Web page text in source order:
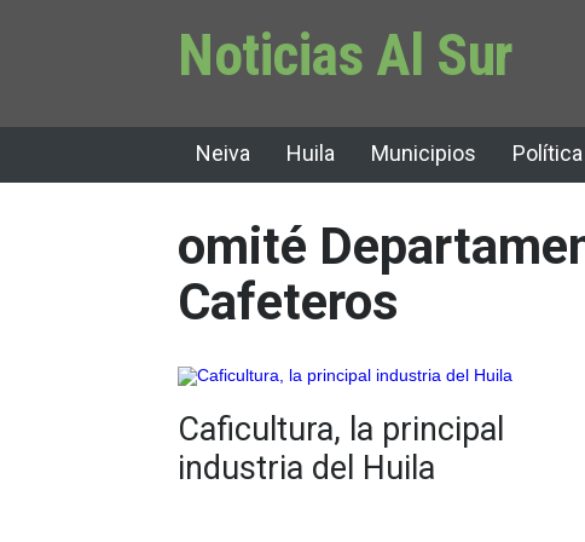
Noticias Al Sur
Neiva Huila Municipios Política
omité
Cafeteros
Caficultura, la principal
industria del Huila